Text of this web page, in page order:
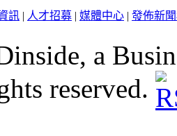
訊 | 人才招募 | 媒體中心 | 發佈新
a
reserved.